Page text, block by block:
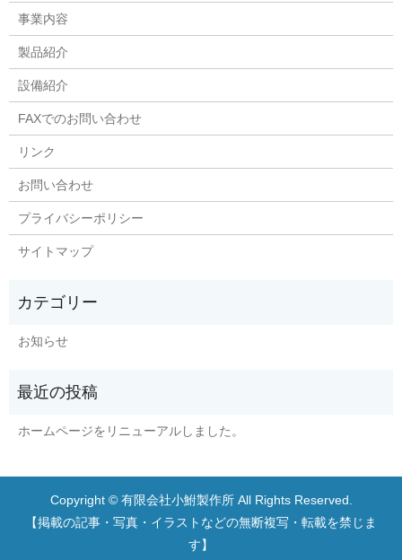
事業内容
製品紹介
設備紹介
FAXでのお問い合わせ
リンク
お問い合わせ
プライバシーポリシー
サイトマップ
お知らせ
ホームページをリニューアルしました。
Copyright © 有限会社小鮒製作所 All Rights Reserved.
【掲載の記事・写真・イラストなどの無断複写・転載を禁じま
す】